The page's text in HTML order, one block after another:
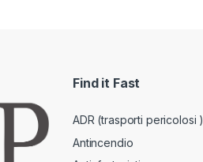
Find it Fast
ADR (trasporti pericolosi )
Antincendio